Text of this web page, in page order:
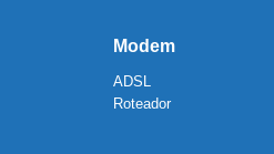
Modem
ADSL
Roteador